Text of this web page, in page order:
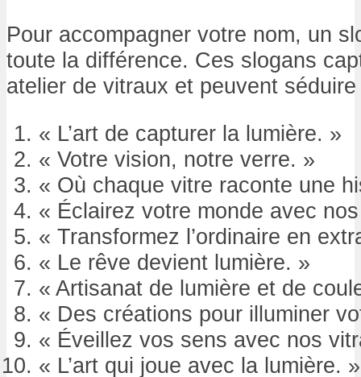
Pour accompagner votre nom, un
toute la différence. Ces slogans
atelier de vitraux et peuvent
« L’art de capturer la lumière. »
« Votre vision, notre verre. »
« Où chaque vitre raconte une
« Éclairez votre monde avec
« Transformez l’ordinaire en
« Le rêve devient lumière. »
« Artisanat de lumière et de
« Des créations pour illuminer
« Éveillez vos sens avec nos
« L’art qui joue avec la lumière. »